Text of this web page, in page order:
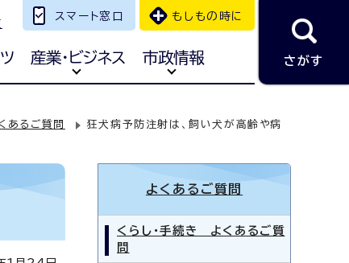
スマート窓口 もしもの時に
産業・ビジネス 市政情報 さがす
あるご質問
狂犬病予防注射は、飼い犬が高齢や病
よくあるご質問
くらし・手続き よくあるご質
問